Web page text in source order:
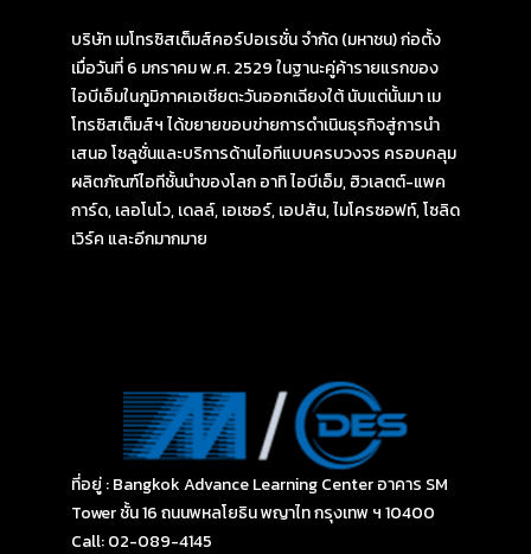
บริษัท เมโทรซิสเต็มส์คอร์ปอเรชั่น จำกัด (มหาชน) ก่อตั้ง
เมื่อวันที่ 6 มกราคม พ.ศ. 2529 ในฐานะคู่ค้ารายแรกของ
ไอบีเอ็มในภูมิภาคเอเชียตะวันออกเฉียงใต้ นับแต่นั้นมา เม
โทรซิสเต็มส์ฯ ได้ขยายขอบข่ายการดำเนินธุรกิจสู่การนำ
เสนอ โซลูชั่นและบริการด้านไอทีแบบครบวงจร ครอบคลุม
ผลิตภัณฑ์ไอทีชั้นนำของโลก อาทิ ไอบีเอ็ม, ฮิวเลตต์-แพค
การ์ด, เลอโนโว, เดลล์, เอเซอร์, เอปสัน, ไมโครซอฟท์, โซลิด
เวิร์ค และอีกมากมาย
ที่อยู่ : Bangkok Advance Learning Center อาคาร SM
Tower ชั้น 16 ถนนพหลโยธิน พญาไท กรุงเทพ ฯ 10400
Call: 02-089-4145